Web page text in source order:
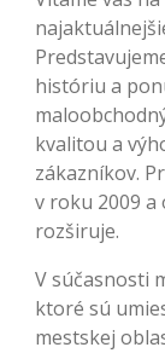
históriu a
kvalitou a
zákazníkov.
v roku 2009 a
rozširuje.
V súčasnosti
ktoré sú
mestskej